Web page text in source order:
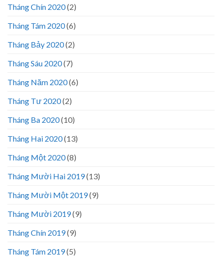
Tháng Chín 2020(2)
Tháng Tám 2020(6)
Tháng Bảy 2020(2)
Tháng Sáu 2020(7)
Tháng Năm 2020(6)
Tháng Tư 2020(2)
Tháng Ba 2020(10)
Tháng Hai 2020(13)
Tháng Một 2020(8)
Tháng Mười Hai 2019(13)
Tháng Mười Một 2019(9)
Tháng Mười 2019(9)
Tháng Chín 2019(9)
Tháng Tám 2019(5)